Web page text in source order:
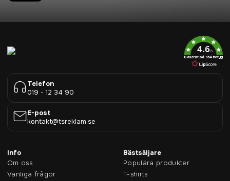
4.6/5
Baserat på 954 betyg
Telefon
019 - 12 34 90
E-post
kontakt@tsreklam.se
Info
Om oss
Vanliga frågor
Bästsäljare
Populära produkter
T-shirts